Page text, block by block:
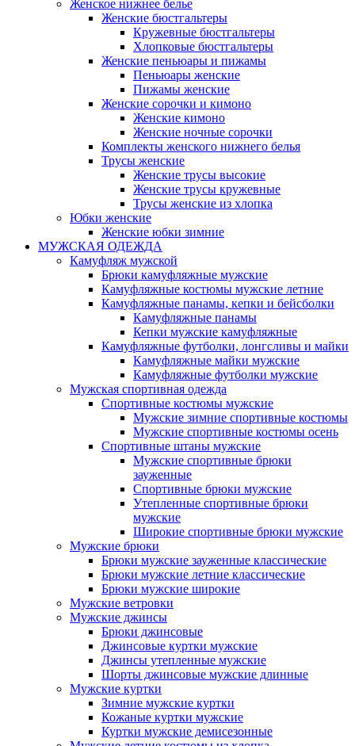
Женское нижнее белье
Женские бюстгальтеры
Кружевные бюстгальтеры
Хлопковые бюстгальтеры
Женские пеньюары и пижамы
Пеньюары женские
Пижамы женские
Женские сорочки и кимоно
Женские кимоно
Женские ночные сорочки
Комплекты женского нижнего белья
Трусы женские
Женские трусы высокие
Женские трусы кружевные
Трусы женские из хлопка
Юбки женские
Женские юбки зимние
МУЖСКАЯ ОДЕЖДА
Камуфляж мужской
Брюки камуфляжные мужские
Камуфляжные костюмы мужские летние
Камуфляжные панамы, кепки и бейсболки
Камуфляжные панамы
Кепки мужские камуфляжные
Камуфляжные футболки, лонгсливы и майки
Камуфляжные майки мужские
Камуфляжные футболки мужские
Мужская спортивная одежда
Спортивные костюмы мужские
Мужские зимние спортивные костюмы
Мужские спортивные костюмы осень
Спортивные штаны мужские
Мужские спортивные брюки
зауженные
Спортивные брюки мужские
Утепленные спортивные брюки
мужские
Широкие спортивные брюки мужские
Мужские брюки
Брюки мужские зауженные классические
Брюки мужские летние классические
Брюки мужские широкие
Мужские ветровки
Мужские джинсы
Брюки джинсовые
Джинсовые куртки мужские
Джинсы утепленные мужские
Шорты джинсовые мужские длинные
Мужские куртки
Зимние мужские куртки
Кожаные куртки мужские
Куртки мужские демисезонные